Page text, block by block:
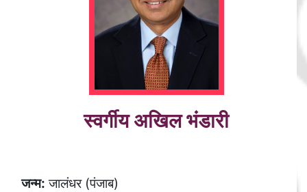
स्वर्गीय अखिल भंडारी
जन्म: जालंधर (पंजाब)